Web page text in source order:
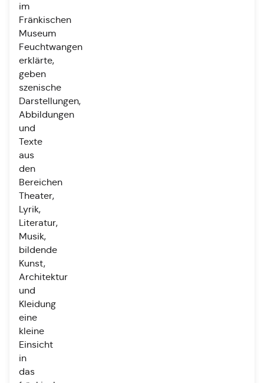
im
Fränkischen
Museum
Feuchtwangen
erklärte,
geben
szenische
Darstellungen,
Abbildungen
und
Texte
aus
den
Bereichen
Theater,
Lyrik,
Literatur,
Musik,
bildende
Kunst,
Architektur
und
Kleidung
eine
kleine
Einsicht
in
das